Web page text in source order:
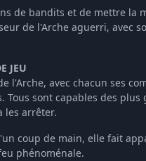
de bandits et de mettre la
de l'Arche aguerri, avec
JEU
l'Arche, avec chacun ses
Tous sont capables des plus
les arrêter.
coup de main, elle fait
phénoménale.